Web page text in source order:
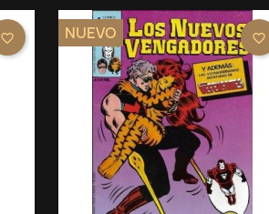
favorite_border NUEVO favorite_border